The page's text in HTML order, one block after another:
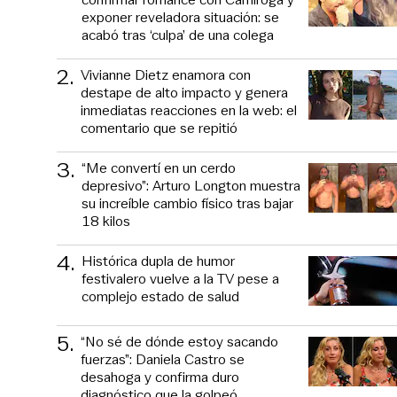
exponer reveladora situación: se
acabó tras ‘culpa’ de una colega
2. Vivianne Dietz enamora con
destape de alto impacto y genera
inmediatas reacciones en la web: el
comentario que se repitió
3. “Me convertí en un cerdo
depresivo”: Arturo Longton muestra
su increíble cambio físico tras bajar
18 kilos
4. Histórica dupla de humor
festivalero vuelve a la TV pese a
complejo estado de salud
5. “No sé de dónde estoy sacando
fuerzas”: Daniela Castro se
desahoga y confirma duro